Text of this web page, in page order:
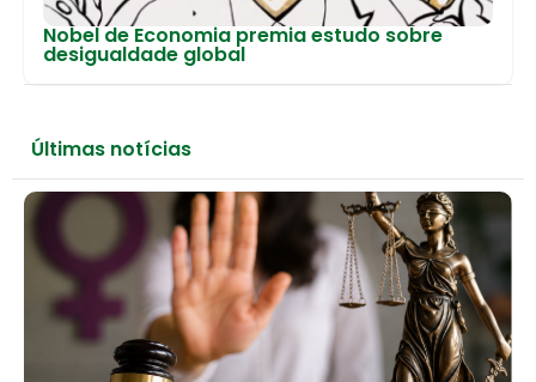
Nobel de Economia premia estudo sobre
desigualdade global
Últimas notícias